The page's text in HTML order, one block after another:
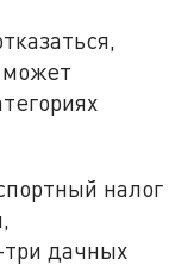
может
налог
дачных